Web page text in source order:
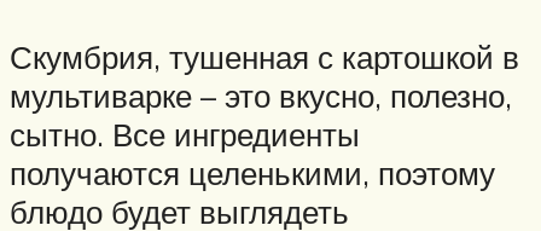
Скумбрия, тушенная с картошкой в
мультиварке – это вкусно, полезно,
сытно. Все ингредиенты
получаются целенькими, поэтому
блюдо будет выглядеть